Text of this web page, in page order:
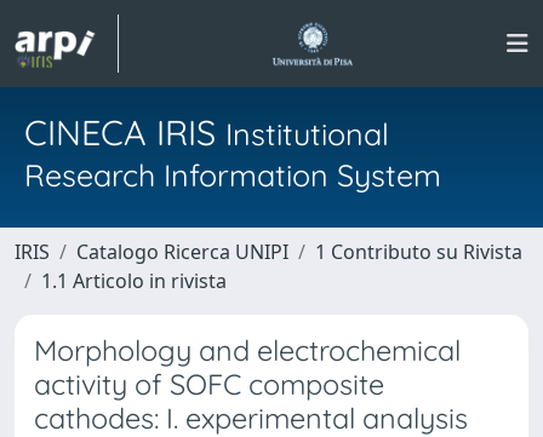
CINECA IRIS Institutional
Research Information System
IRIS Catalogo Ricerca UNIPI
1 Contributo su Rivista
1.1 Articolo in rivista
Morphology and electrochemical
activity of SOFC composite
cathodes: I. experimental analysis